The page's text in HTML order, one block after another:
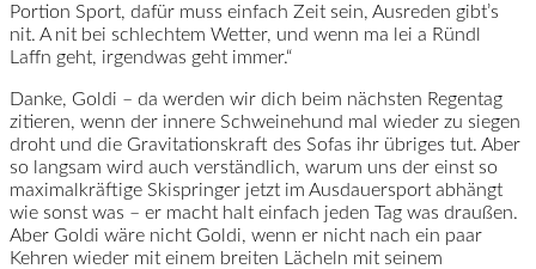
Portion Sport, dafür muss einfach Zeit sein, Ausreden gibt’s
nit. A nit bei schlechtem Wetter, und wenn ma lei a Ründl
Laffn geht, irgendwas geht immer.“
Danke, Goldi – da werden wir dich beim nächsten Regentag
zitieren, wenn der innere Schweinehund mal wieder zu siegen
droht und die Gravitationskraft des Sofas ihr übriges tut. Aber
so langsam wird auch verständlich, warum uns der einst so
maximalkräftige Skispringer jetzt im Ausdauersport abhängt
wie sonst was – er macht halt einfach jeden Tag was draußen.
Aber Goldi wäre nicht Goldi, wenn er nicht nach ein paar
Kehren wieder mit einem breiten Lächeln mit seinem